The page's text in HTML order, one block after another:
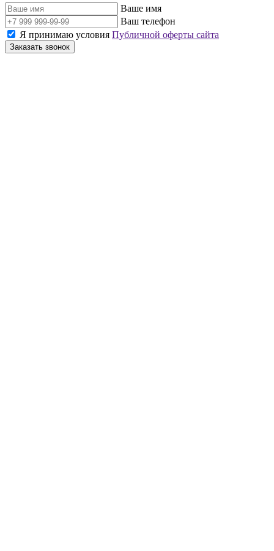
Ваше имя
Ваш телефон
Я принимаю условия Публичной оферты сайта
Заказать звонок